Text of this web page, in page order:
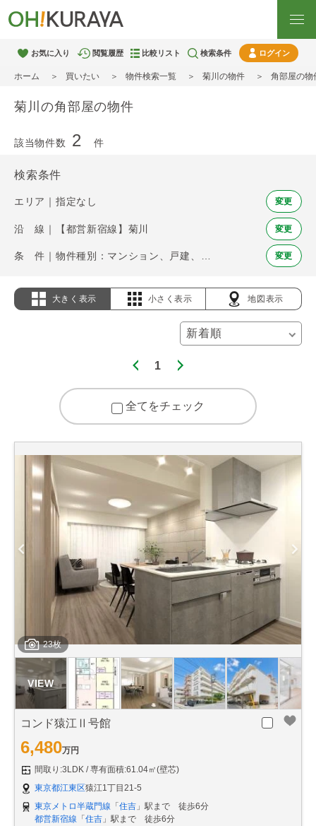
お気に入り 閲覧履歴 比較リスト 検索条件 ログイン
ホーム 買いたい 物件検索一覧 菊川の物件 角部屋の物
菊川の角部屋の物件
該当物件数 2 件
検索条件
エリア｜指定なし 変更
沿 線｜【都営新宿線】菊川 変更
変更
大きく表示 小さく表示 地図表示
1
全てをチェック
23枚
コンド猿江Ⅱ号館
6,480万円
間取り:3LDK
専有面積:61.04㎡(壁芯)
東京都江東区猿江1丁目21-5
東京メトロ半蔵門線 「 住吉 」駅まで 徒歩6分
都営新宿線 「 住吉 」駅まで 徒歩6分